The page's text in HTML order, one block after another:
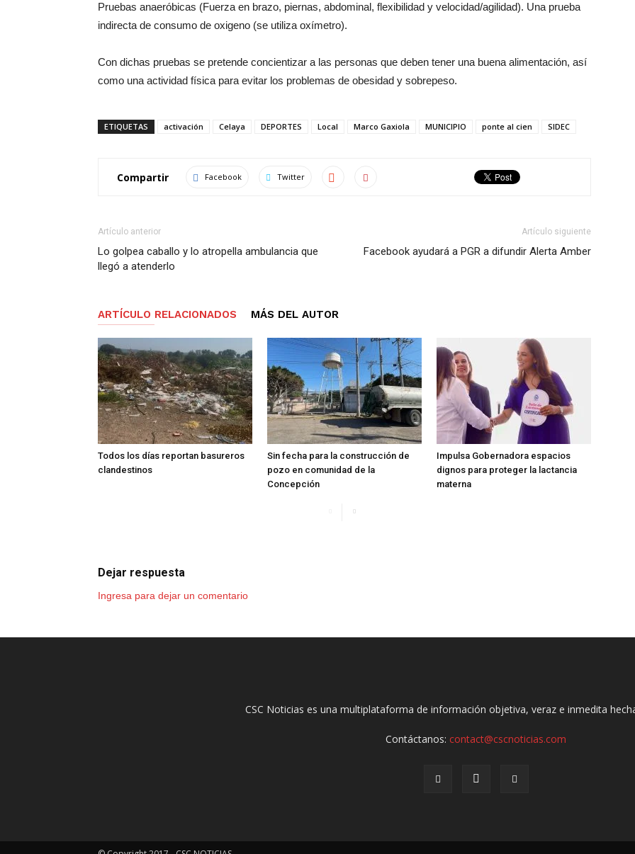
Pruebas anaeróbicas (Fuerza en brazo, piernas, abdominal, flexibilidad y velocidad/agilidad). Una prueba
indirecta de consumo de oxigeno (se utiliza oxímetro).
Con dichas pruebas se pretende concientizar a las personas que deben tener una buena alimentación, así
como una actividad física para evitar los problemas de obesidad y sobrepeso.
ETIQUETAS activación Celaya DEPORTES Local Marco Gaxiola MUNICIPIO ponte al cien SIDEC
Compartir Facebook Twitter
Artículo anterior
Lo golpea caballo y lo atropella ambulancia que
llegó a atenderlo
Artículo siguiente
Facebook ayudará a PGR a difundir Alerta Amber
ARTÍCULO RELACIONADOS MÁS DEL AUTOR
Todos los días reportan basureros
clandestinos
Sin fecha para la construcción de
pozo en comunidad de la
Concepción
Impulsa Gobernadora espacios
dignos para proteger la lactancia
materna
Dejar respuesta
Ingresa para dejar un comentario
CSC Noticias es una multiplataforma de información objetiva, veraz e inmedita
Contáctanos:contact@cscnoticias.com